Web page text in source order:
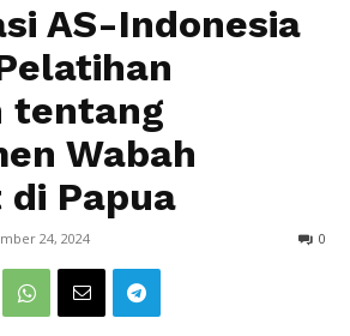
AS-Indonesia
tentang
Wabah
Papua
24, 2024 0